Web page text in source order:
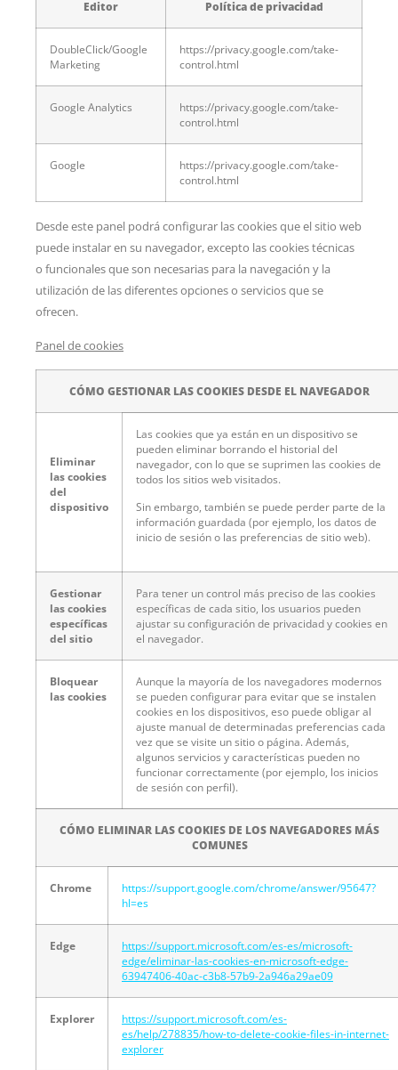
Editor Política de privacidad
DoubleClick/Google
Marketing
https://privacy.google.com/take-
control.html
Google Analytics
https://privacy.google.com/take-
control.html
Google
https://privacy.google.com/take-
control.html
Desde este panel podrá configurar las cookies que el sitio web
puede instalar en su navegador, excepto las cookies técnicas
o funcionales que son necesarias para la navegación y la
utilización de las diferentes opciones o servicios que se
ofrecen.
Panel de cookies
CÓMO GESTIONAR LAS COOKIES DESDE EL NAVEGADOR
Eliminar
las cookies
del
dispositivo
Las cookies que ya están en un dispositivo se
pueden eliminar borrando el historial del
navegador, con lo que se suprimen las cookies de
todos los sitios web visitados.
Sin embargo, también se puede perder parte de la
información guardada (por ejemplo, los datos de
inicio de sesión o las preferencias de sitio web).
Gestionar
las cookies
específicas
del sitio
Para tener un control más preciso de las cookies
específicas de cada sitio, los usuarios pueden
ajustar su configuración de privacidad y cookies en
el navegador.
Bloquear
las cookies
Aunque la mayoría de los navegadores modernos
se pueden configurar para evitar que se instalen
cookies en los dispositivos, eso puede obligar al
ajuste manual de determinadas preferencias cada
vez que se visite un sitio o página. Además,
algunos servicios y características pueden no
funcionar correctamente (por ejemplo, los inicios
de sesión con perfil).
CÓMO ELIMINAR LAS COOKIES DE LOS NAVEGADORES MÁS
COMUNES
Chrome
https://support.google.com/chrome/answer/95647?
hl=es
Edge
https://support.microsoft.com/es-es/microsoft-
edge/eliminar-las-cookies-en-microsoft-edge-
63947406-40ac-c3b8-57b9-2a946a29ae09
Explorer
https://support.microsoft.com/es-
es/help/278835/how-to-delete-cookie-files-in-internet-
explorer